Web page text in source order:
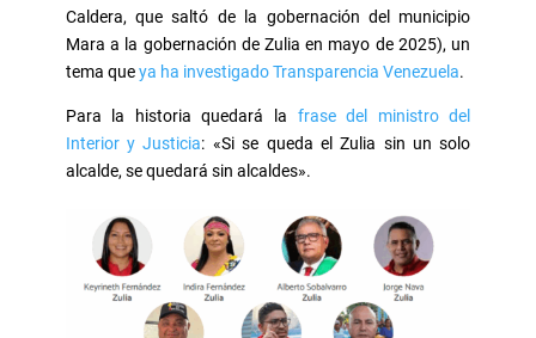
Caldera, que saltó de la gobernación del municipio
Mara a la gobernación de Zulia en mayo de 2025), un
tema queya ha investigado Transparencia Venezuela.
Para la historia quedará la frase del ministro del
Interior y Justicia: «Si se queda el Zulia sin un solo
alcalde, se quedará sin alcaldes».